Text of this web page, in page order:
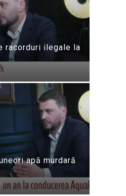
racorduri ilegale la
apă murdară